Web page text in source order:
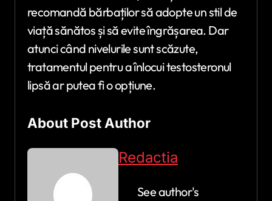
recomandă bărbaților să adopte un stil de
viață sănătos și să evite îngrășarea. Dar
atunci când nivelurile sunt scăzute,
tratamentul pentru a înlocui testosteronul
lipsă ar putea fi o opțiune.
About Post Author
Redactia
See author's